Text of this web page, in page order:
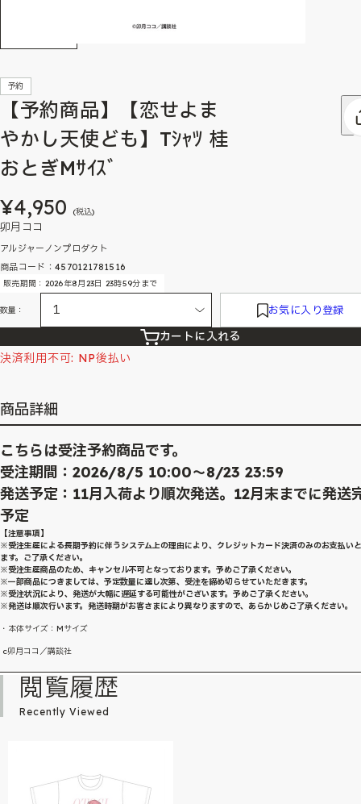
予約
【予約商品】【恋せよま
やかし天使ども】Tｼｬﾂ 桂
おとぎMｻｲｽﾞ
¥4,950 (税込)
卯月ココ
アルジャーノンプロダクト
商品コード：4570121781516
販売期間：2026年8月23日 23時59分まで
数量： お気に入り登録
カートに入れる
決済利用不可: NP後払い
商品詳細
こちらは受注予約商品です。
受注期間：2026/8/5 10:00～8/23 23:59
発送予定：11月入荷より順次発送。12月末までに発送
予定
【注意事項】
※受注生産による長期予約に伴うシステム上の理由により、クレジットカード決済のみのお支払い
ます。ご了承ください。
※受注生産商品のため、キャンセル不可となっております。予めご了承ください。
※一部商品につきましては、予定数量に達し次第、受注を締め切らせていただきます。
※受注状況により、発送が大幅に遅延する可能性がございます。予めご了承ください。
※発送は順次行います。発送時期がお客さまにより異なりますので、あらかじめご了承ください。
・本体サイズ：Mサイズ
c卯月ココ／講談社
閲覧履歴
Recently Viewed